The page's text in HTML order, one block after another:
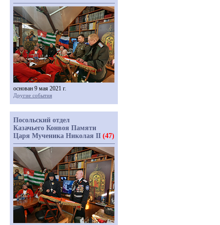
основан 9 мая 2021 г.
Другие события
Посольский отдел
Казачьего Конвоя Памяти
Царя Мученика Николая II (47)